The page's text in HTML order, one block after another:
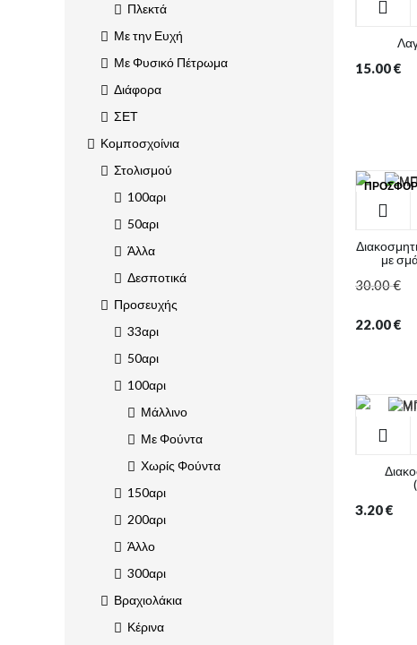
15.00€
με
30.00€
22.00€
3.20€
Πλεκτά
Με την Ευχή
Με Φυσικό Πέτρωμα
Διάφορα
ΣΕΤ
Κομποσχοίνια
Στολισμού
100αρι
50αρι
Άλλα
Δεσποτικά
Προσευχής
33αρι
50αρι
100αρι
Μάλλινο
Με Φούντα
Χωρίς Φούντα
150αρι
200αρι
Άλλο
300αρι
Βραχιολάκια
Κέρινα